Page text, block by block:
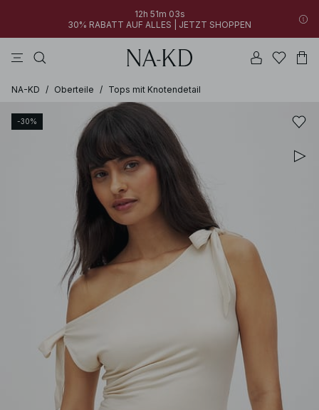
12h 51m 03s
30% RABATT AUF ALLES | JETZT SHOPPEN
NA-KD / Oberteile / Tops mit Knotendetail
-30%